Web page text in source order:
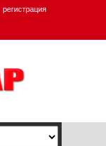
регистрация